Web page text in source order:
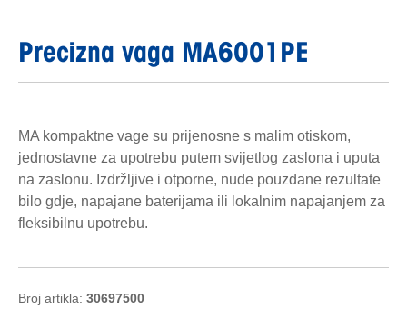
Precizna vaga MA6001PE
MA kompaktne vage su prijenosne s malim otiskom,
jednostavne za upotrebu putem svijetlog zaslona i uputa
na zaslonu. Izdržljive i otporne, nude pouzdane rezultate
bilo gdje, napajane baterijama ili lokalnim napajanjem za
fleksibilnu upotrebu.
Broj artikla: 30697500